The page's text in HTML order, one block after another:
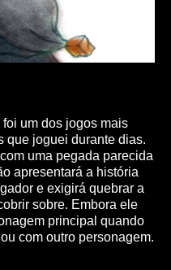
um dos jogos mais
que joguei durante dias.
uma pegada parecida
apresentará a história
e exigirá quebrar a
sobre. Embora ele
principal quando
com outro personagem.